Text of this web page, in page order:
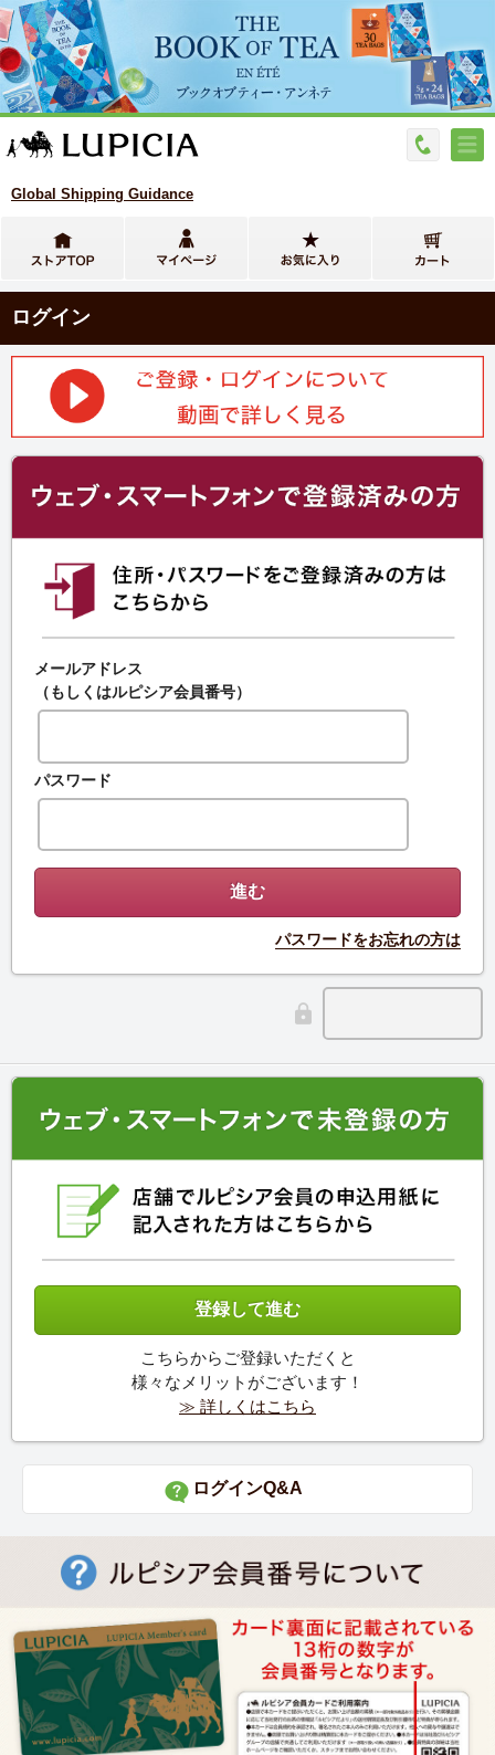
Global Shipping Guidance
ログイン
メールアドレス
（もしくはルピシア会員番号）
パスワード
パスワードをお忘れの方は
こちらからご登録いただくと
様々なメリットがございます！
≫ 詳しくはこちら